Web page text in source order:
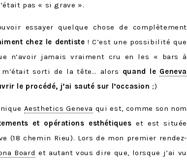
pas « si grave ».
essayer quelque chose de complètement
chez le dentiste ! C’est une possibilité que
n’avoir jamais vraiment cru en les « bars à
sorti de la tête… alors quand le Geneva
le procédé, j’ai sauté sur l’occasion ;)
Aesthetics Geneva qui est, comme son nom
et opérations esthétiques et est située
(18 chemin Rieu). Lors de mon premier rendez-
Board et autant vous dire que, lorsque j’ai vu